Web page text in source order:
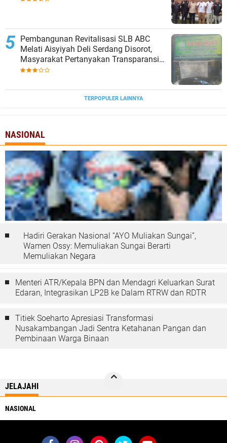
‎Pembangunan Revitalisasi SLB ABC
Melati Aisyiyah Deli Serdang Disorot,
Masyarakat Pertanyakan Transparansi
dan Pagu Anggaran
TERPOPULER LAINNYA
NASIONAL
Hadiri Gerakan Nasional “AYO Muliakan Sungai”,
Wamen Ossy: Memuliakan Sungai Berarti
Memuliakan Negara
Menteri ATR/Kepala BPN dan Mendagri Keluarkan Surat
Edaran, Integrasikan LP2B ke Dalam RTRW dan RDTR
Titiek Soeharto Apresiasi Transformasi
Nusakambangan Jadi Sentra Ketahanan Pangan dan
Pembinaan Warga Binaan
JELAJAHI
NASIONAL